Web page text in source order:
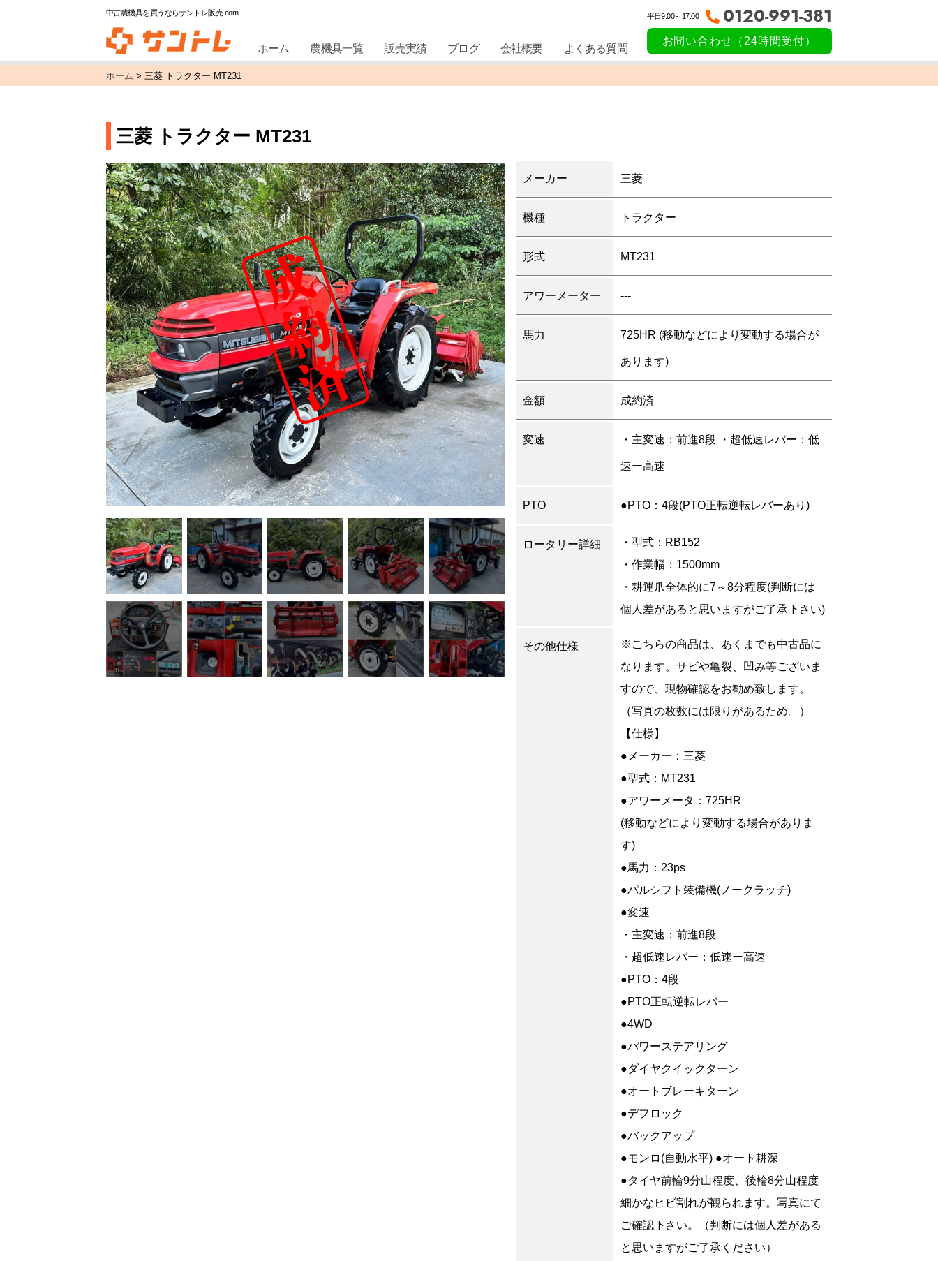
中古農機具を買うならサントレ販売.com
ホーム 農機具一覧 販売実績 ブログ 会社概要 よくある質問
平日9:00～17:00 0120-991-381
お問い合わせ（24時間受付）
ホーム > 三菱 トラクター MT231
三菱 トラクター MT231
メーカー 三菱
機種 トラクター
形式 MT231
アワーメーター ---
馬力 725HR (移動などにより変動する場合が
あります)
金額 成約済
変速 ・主変速：前進8段 ・超低速レバー：低
速ー高速
PTO ●PTO：4段(PTO正転逆転レバーあり)
ロータリー詳細
・型式：RB152
・作業幅：1500mm
・耕運爪全体的に7～8分程度(判断には
個人差があると思いますがご了承下さい)
その他仕様
※こちらの商品は、あくまでも中古品に
なります。サビや亀裂、凹み等ございま
すので、現物確認をお勧め致します。
（写真の枚数には限りがあるため。）
【仕様】
●メーカー：三菱
●型式：MT231
●アワーメータ：725HR
(移動などにより変動する場合がありま
す)
●馬力：23ps
●パルシフト装備機(ノークラッチ)
●変速
・主変速：前進8段
・超低速レバー：低速ー高速
●PTO：4段
●PTO正転逆転レバー
●4WD
●パワーステアリング
●ダイヤクイックターン
●オートブレーキターン
●デフロック
●バックアップ
●モンロ(自動水平) ●オート耕深
●タイヤ前輪9分山程度、後輪8分山程度
細かなヒビ割れが観られます。写真にて
ご確認下さい。（判断には個人差がある
と思いますがご了承ください）